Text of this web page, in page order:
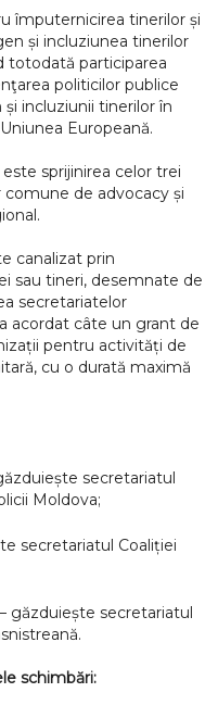
împuternicirea tinerilor și
și incluziunea tinerilor
totodată participarea
politicilor publice
incluziunii tinerilor în
Europeană.
sprijinirea celor trei
de advocacy și
canalizat prin
sau tineri, desemnate de
secretariatelor
acordat câte un grant de
pentru activități de
cu o durată maximă
secretariatul
Moldova;
secretariatul Coaliției
găzduiește secretariatul
schimbări: